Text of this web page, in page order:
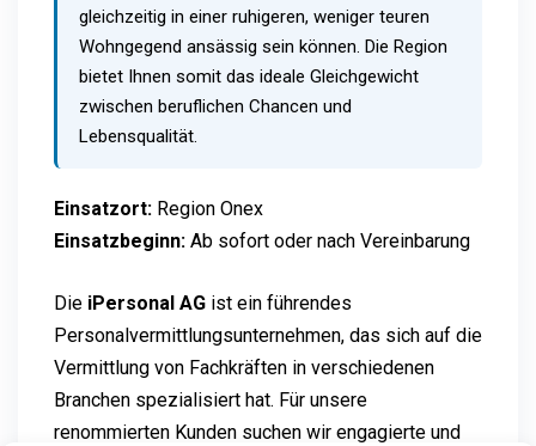
gleichzeitig in einer ruhigeren, weniger teuren
Wohngegend ansässig sein können. Die Region
bietet Ihnen somit das ideale Gleichgewicht
zwischen beruflichen Chancen und
Lebensqualität.
Einsatzort: Region Onex
Einsatzbeginn: Ab sofort oder nach Vereinbarung
Die iPersonal AG ist ein führendes
Personalvermittlungsunternehmen, das sich auf die
Vermittlung von Fachkräften in verschiedenen
Branchen spezialisiert hat. Für unsere
renommierten Kunden suchen wir engagierte und